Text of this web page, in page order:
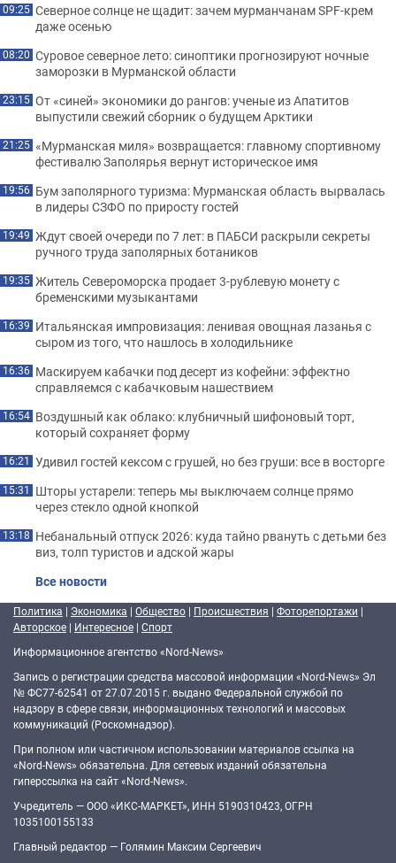
09:25 Северное солнце не щадит: зачем мурманчанам SPF-крем
даже осенью
08:20 Суровое северное лето: синоптики прогнозируют ночные
заморозки в Мурманской области
23:15 От «синей» экономики до рангов: ученые из Апатитов
выпустили свежий сборник о будущем Арктики
21:25 «Мурманская миля» возвращается: главному спортивному
фестивалю Заполярья вернут историческое имя
19:56 Бум заполярного туризма: Мурманская область вырвалась
в лидеры СЗФО по приросту гостей
19:49 Ждут своей очереди по 7 лет: в ПАБСИ раскрыли секреты
ручного труда заполярных ботаников
19:35 Житель Североморска продает 3-рублевую монету с
бременскими музыкантами
16:39 Итальянская импровизация: ленивая овощная лазанья с
сыром из того, что нашлось в холодильнике
16:36 Маскируем кабачки под десерт из кофейни: эффектно
справляемся с кабачковым нашествием
16:54 Воздушный как облако: клубничный шифоновый торт,
который сохраняет форму
16:21 Удивил гостей кексом с грушей, но без груши: все в восторге
15:31 Шторы устарели: теперь мы выключаем солнце прямо
через стекло одной кнопкой
13:18 Небанальный отпуск 2026: куда тайно рвануть с детьми без
виз, толп туристов и адской жары
Все новости
Политика | Экономика | Общество | Происшествия | Фоторепортажи |
Авторское | Интересное | Спорт
Информационное агентство «Nord-News»
Запись о регистрации средства массовой информации «Nord-News» Эл
№ ФС77-62541 от 27.07.2015 г. выдано Федеральной службой по
надзору в сфере связи, информационных технологий и массовых
коммуникаций (Роскомнадзор).
При полном или частичном использовании материалов ссылка на
«Nord-News» обязательна. Для сетевых изданий обязательна
гиперссылка на сайт «Nord-News».
Учредитель — ООО «ИКС-МАРКЕТ», ИНН 5190310423, ОГРН
1035100155133
Главный редактор — Голямин Максим Сергеевич